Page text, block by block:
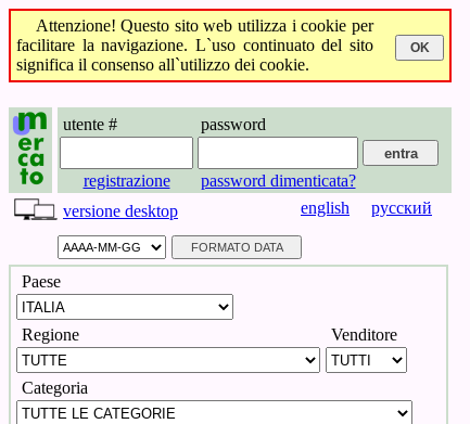
Attenzione! Questo sito web utilizza i cookie per
facilitare la navigazione. L`uso continuato del sito
significa il consenso all`utilizzo dei cookie.
utente # password
registrazione
password dimenticata?
versione desktop
english русский
Paese
Regione Venditore
Categoria